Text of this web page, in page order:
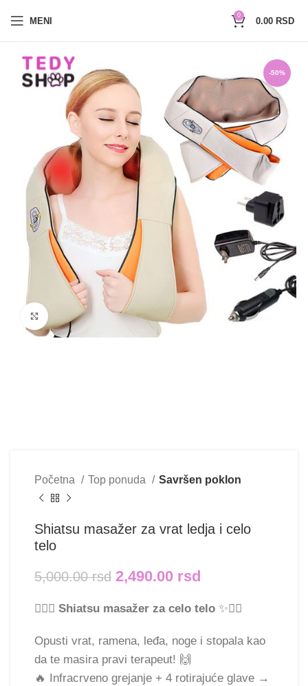
MENI
0
0.00 RSD
-50%
Klikni i uvećaj
Početna Top ponuda Savršen poklon
Shiatsu masažer za vrat ledja i celo
telo
5,000.00rsd 2,490.00 rsd
💆‍♀️✨ Shiatsu masažer za celo telo ✨💆‍♂️
Opusti vrat, ramena, leđa, noge i stopala kao
da te masira pravi terapeut! 🙌
🔥 Infracrveno grejanje + 4 rotirajuće glave →